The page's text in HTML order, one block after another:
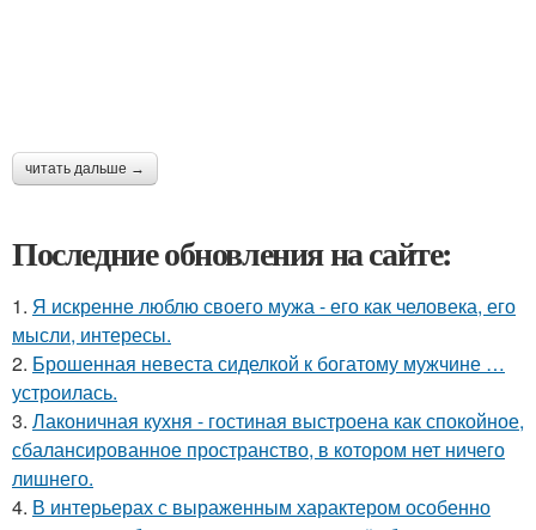
читать дальше →
Последние обновления на сайте:
1. Я искренне люблю своего мужа - его как человека, его
мысли, интересы.
2. Брошенная невеста сиделкой к богатому мужчине …
устроилась.
3. Лаконичная кухня - гостиная выстроена как спокойное,
сбалансированное пространство, в котором нет ничего
лишнего.
4. В интерьерах с выраженным характером особенно